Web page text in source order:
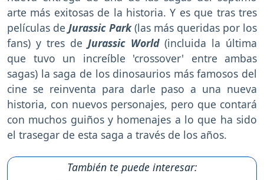
arte más exitosas de la historia. Y es que tras tres
películas de Jurassic Park(las más queridas por los
fans) y tres de Jurassic World(incluida la última
que tuvo un increíble 'crossover' entre ambas
sagas) la saga de los dinosaurios más famosos del
cine se reinventa para darle paso a una nueva
historia, con nuevos personajes, pero que contará
con muchos guiños y homenajes a lo que ha sido
el trasegar de esta saga a través de los años.
También te puede interesar: